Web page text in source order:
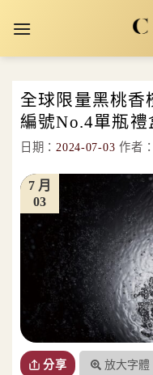
全球限量黑桃香
編號No.4單瓶禮
日期：2024-07-03 作者
03
7 月
分享 放大字體